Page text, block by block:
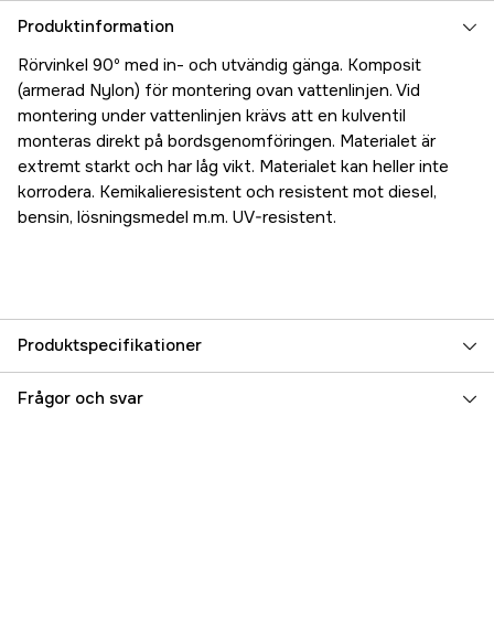
Produktinformation
Rörvinkel 90º med in- och utvändig gänga. Komposit
(armerad Nylon) för montering ovan vattenlinjen. Vid
montering under vattenlinjen krävs att en kulventil
monteras direkt på bordsgenomföringen. Materialet är
extremt starkt och har låg vikt. Materialet kan heller inte
korrodera. Kemikalieresistent och resistent mot diesel,
bensin, lösningsmedel m.m. UV-resistent.
Produktspecifikationer
Referensnummer 5000025116
Frågor och svar